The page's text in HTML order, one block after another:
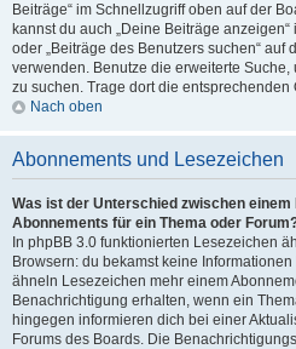
Beiträge“ im Schnellzugriff oben auf der
kannst du auch „Deine Beiträge
oder „Beiträge des Benutzers suchen“ auf
verwenden. Benutze die erweiterte
zu suchen. Trage dort die
Nach oben
Abonnements und Lesezeichen
Was ist der Unterschied zwischen einem
Abonnements für ein Thema oder
In phpBB 3.0 funktionierten Lesezeichen
Browsern: du bekamst keine
ähneln Lesezeichen mehr einem
Benachrichtigung erhalten, wenn ein
hingegen informieren dich bei einer
Forums des Boards. Die